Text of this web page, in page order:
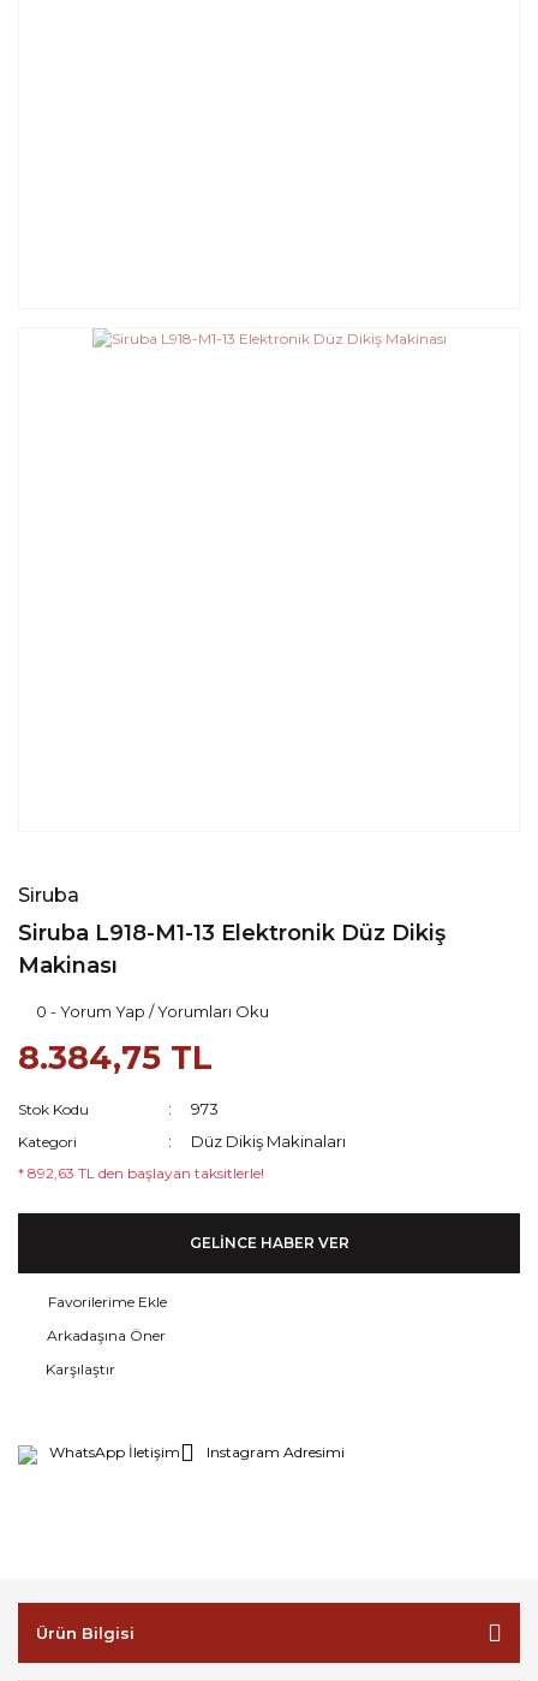
Siruba
Siruba L918-M1-13 Elektronik Düz Dikiş
Makinası
0 - Yorum Yap / Yorumları Oku
8.384,75 TL
Stok Kodu 973
Kategori Düz Dikiş Makinaları
* 892,63 TL den başlayan taksitlerle!
GELİNCE HABER VER
Arkadaşına Öner
Karşılaştır
WhatsApp İletişim Instagram Adresimi
Ürün Bilgisi